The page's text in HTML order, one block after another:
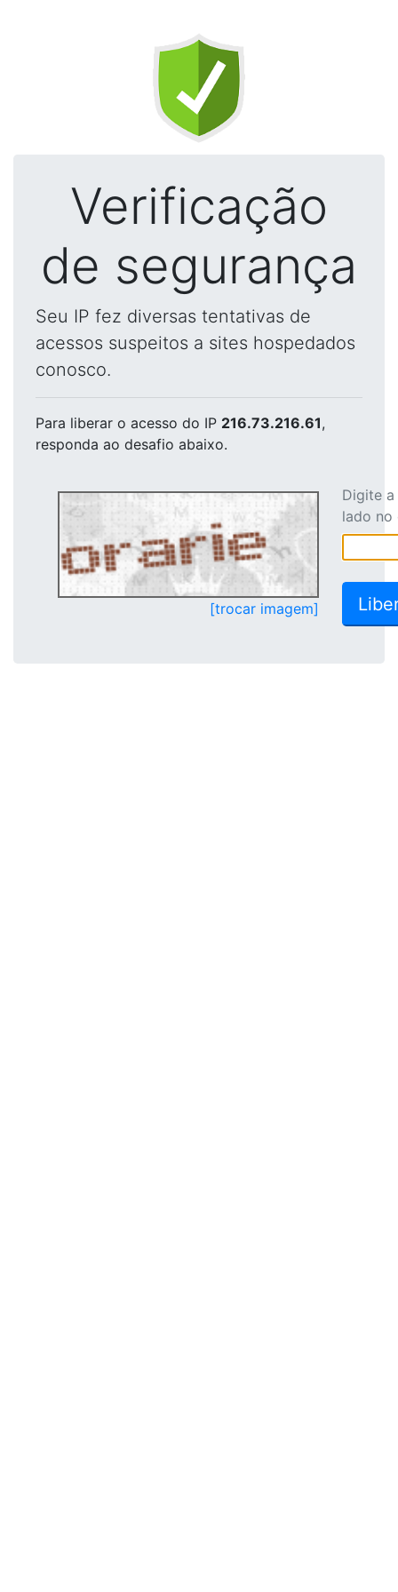
Verificação
de segurança
Seu IP fez diversas tentativas de
acessos suspeitos a sites hospedados
conosco.
Para liberar o acesso do IP 216.73.216.61,
responda ao desafio abaixo.
[trocar imagem]
Digite
lado no